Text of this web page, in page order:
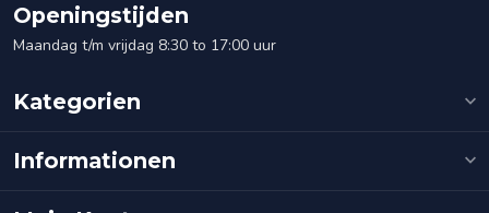
Openingstijden
Maandag t/m vrijdag 8:30 to 17:00 uur
Kategorien
Informationen